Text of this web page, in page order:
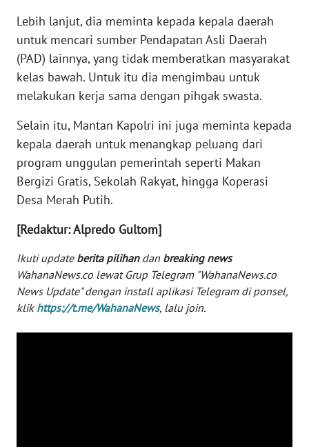
Lebih lanjut, dia meminta kepada kepala daerah
untuk mencari sumber Pendapatan Asli Daerah
(PAD) lainnya, yang tidak memberatkan masyarakat
kelas bawah. Untuk itu dia mengimbau untuk
melakukan kerja sama dengan pihgak swasta.
Selain itu, Mantan Kapolri ini juga meminta kepada
kepala daerah untuk menangkap peluang dari
program unggulan pemerintah seperti Makan
Bergizi Gratis, Sekolah Rakyat, hingga Koperasi
Desa Merah Putih.
[Redaktur: Alpredo Gultom]
Ikuti update berita pilihandan breaking news
WahanaNews.co lewat Grup Telegram "WahanaNews.co
News Update" dengan install aplikasi Telegram di ponsel,
klik https://t.me/WahanaNews, lalu join.
WN
PAPUA
BARAT
RIAU
WN
SERAMBI
JAMBI
WN
SULTRA
WN